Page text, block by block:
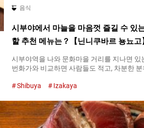
음식
시부야에서 마늘을 마음껏 즐길 수 있
할 추천 메뉴는？【닌니쿠바르 뇽뇨고
시부야역을 나와 문화마을 거리를 지나면 있
번화가와 비교하면 사람들도 적고, 차분한
（Garlic Bar Nyonnyogo）』에는 최고의 맛
（Nyonnyogo）』 스타일로 변형！ 가게 이
（Nyonnyogo）』는 마늘의 명산지인 아오
언으로, 『닌니쿠(마늘)（garlic）』이라는
Shibuya Izakaya